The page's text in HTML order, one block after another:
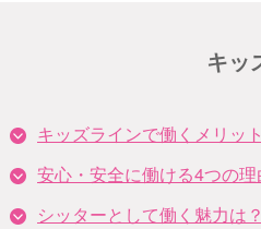
キッ
キッズラインで働くメリット
安心・安全に働ける4つの理
シッターとして働く魅力は？